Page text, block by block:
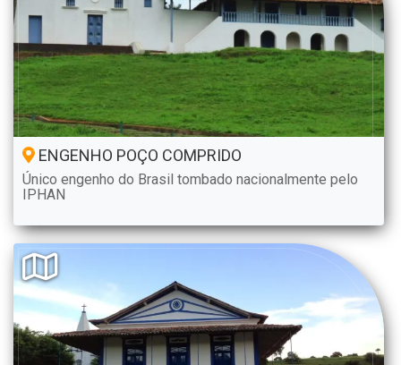
ENGENHO POÇO COMPRIDO
Único engenho do Brasil tombado nacionalmente pelo
IPHAN